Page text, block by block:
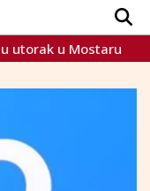
2023.u Mostaru